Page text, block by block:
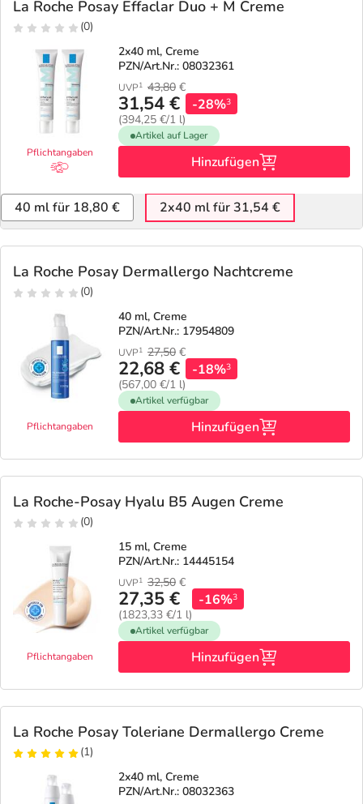
La Roche Posay Effaclar Duo + M Creme
(0)
Pflichtangaben
2x40 ml, Creme
PZN/Art.Nr.: 08032361
UVP1 43,80 €
31,54 €
(394,25 €/1 l)
-28%3
Artikel auf Lager
Hinzufügen
40 ml für 18,80 € 2x40 ml für 31,54 €
La Roche Posay Dermallergo Nachtcreme
(0)
Pflichtangaben
40 ml, Creme
PZN/Art.Nr.: 17954809
UVP1 27,50 €
22,68 €
(567,00 €/1 l)
-18%3
Artikel verfügbar
Hinzufügen
La Roche-Posay Hyalu B5 Augen Creme
(0)
Pflichtangaben
15 ml, Creme
PZN/Art.Nr.: 14445154
UVP1 32,50 €
27,35 €
(1823,33 €/1 l)
-16%3
Artikel verfügbar
Hinzufügen
La Roche Posay Toleriane Dermallergo Creme
(1)
2x40 ml, Creme
PZN/Art.Nr.: 08032363